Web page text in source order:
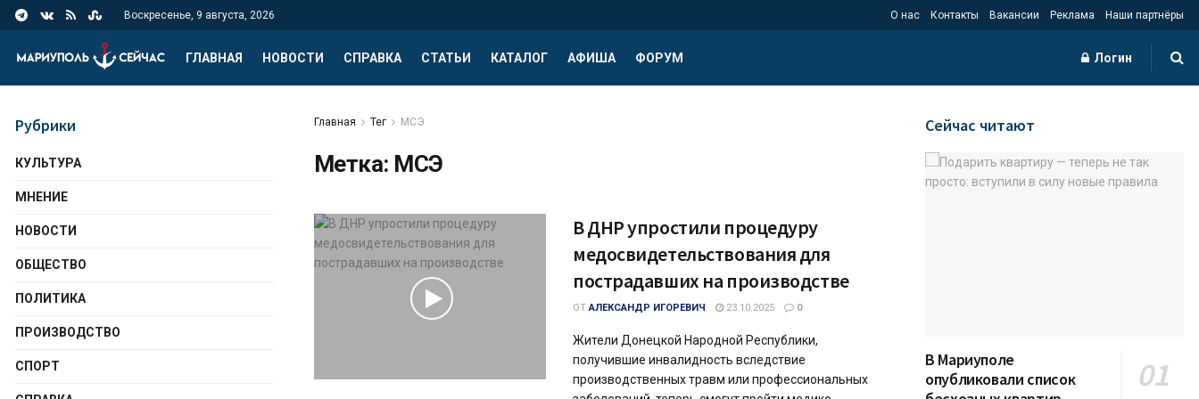
Воскресенье, 9 августа, 2026 О нас Контакты Вакансии Реклама Наши партнёры
ГЛАВНАЯ НОВОСТИ СПРАВКА СТАТЬИ КАТАЛОГ АФИША ФОРУМ Логин
Главная Тег МСЭ
Метка: МСЭ
В ДНР упростили процедуру
медосвидетельствования для
пострадавших на производстве
ОТ АЛЕКСАНДР ИГОРЕВИЧ 23.10.2025 0
Жители Донецкой Народной Республики,
получившие инвалидность вследствие
производственных травм или профессиональных
Рубрики
КУЛЬТУРА
МНЕНИЕ
НОВОСТИ
ОБЩЕСТВО
ПОЛИТИКА
ПРОИЗВОДСТВО
СПОРТ
Сейчас читают
В Мариуполе
опубликовали список